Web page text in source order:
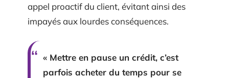
appel proactif du client, évitant ainsi des
impayés aux lourdes conséquences.
« Mettre en pause un crédit, c’est
parfois acheter du temps pour se